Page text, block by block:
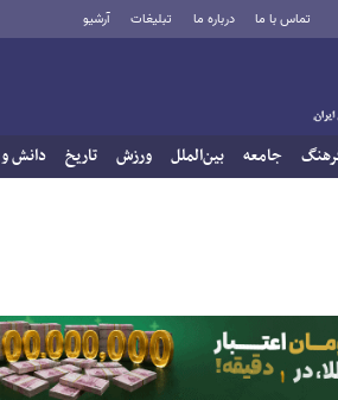
تماس با ما درباره ما تبلیغات آرشیو
جامعه بین‌الملل ورزش تاریخ دانش